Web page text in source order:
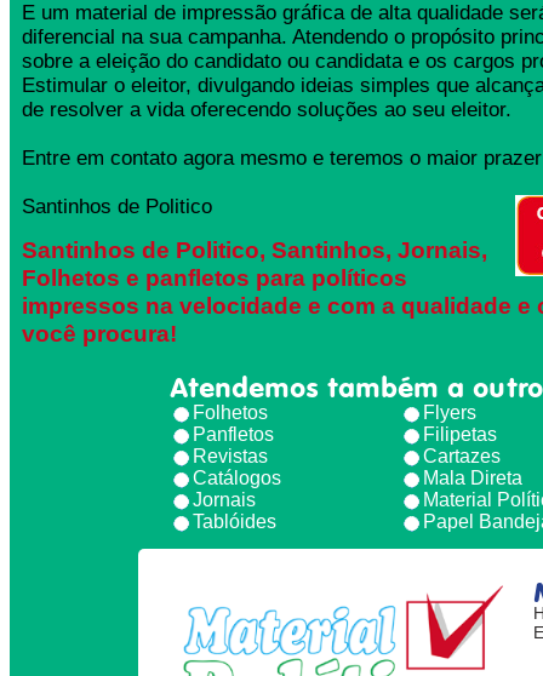
E um material de impressão gráfica de alta qualidade
diferencial na sua campanha. Atendendo o propósito
sobre a eleição do candidato ou candidata e os cargos
Estimular o eleitor, divulgando ideias simples que
de resolver a vida oferecendo soluções ao seu eleitor.
Entre em contato agora mesmo e teremos o maior
Santinhos de Politico
Santinhos de Politico, Santinhos, Jornais,
Folhetos e panfletos para políticos
impressos na velocidade e com a qualidade e
você procura!
Atendemos também a
Folhetos
Panfletos
Revistas
Catálogos
Jornais
Tablóides
Flyers
Filipetas
Cartazes
Mala Direta
Material
Papel